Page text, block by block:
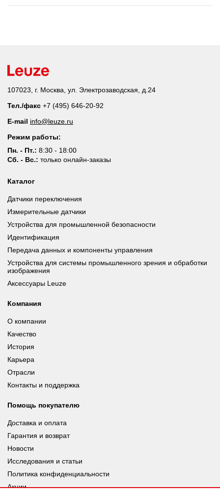
107023, г. Москва, ул. Электрозаводская, д.24
Тел./факс +7 (495) 646-20-92
E-mail info@leuze.ru
Режим работы:
Пн. - Пт.: 8:30 - 18:00
Сб. - Вс.: только онлайн-заказы
Каталог
Датчики переключения
Измерительные датчики
Устройства для промышленной безопасности
Идентификация
Передача данных и компоненты управления
Устройства для системы промышленного зрения и обработки
изображения
Аксессуары Leuze
Компания
О компании
Качество
История
Карьера
Отрасли
Контакты и поддержка
Помощь покупателю
Доставка и оплата
Гарантия и возврат
Новости
Исследования и статьи
Политика конфиденциальности
Акции